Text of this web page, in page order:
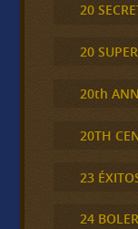
20
20
20th
20TH
23
24